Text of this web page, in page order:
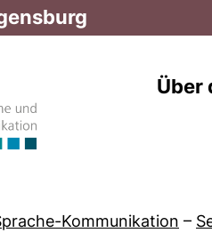
Über
Kommunikation –